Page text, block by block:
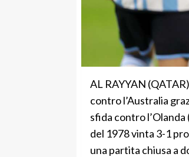
AL RAYYAN
contro l’Australia
sfida contro
del 1978 vinta 3-1
una partita chiusa a